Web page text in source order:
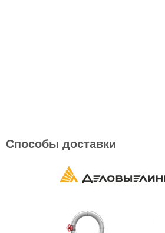
Способы доставки